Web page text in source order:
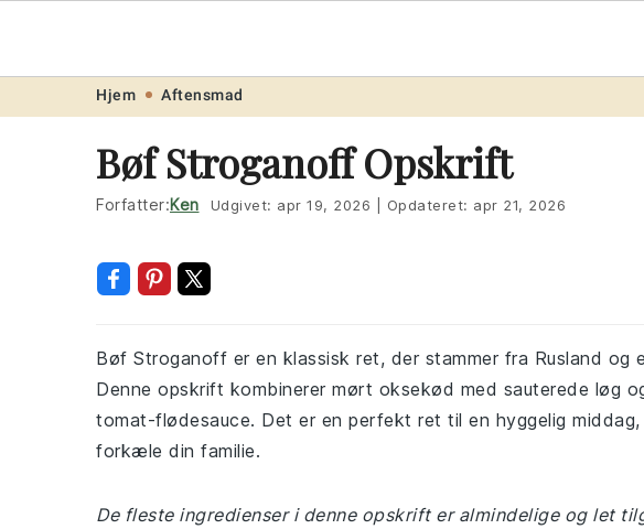
navigation
content
Opskrift.net
Hjem Aftensmad
Bøf Stroganoff Opskrift
Forfatter:Ken Udgivet: apr 19, 2026 Opdateret: apr 21, 2026
Bøf Stroganoff er en klassisk ret, der stammer fra Rusland og
Denne opskrift kombinerer mørt oksekød med sauterede løg
tomat-flødesauce. Det er en perfekt ret til en hyggelig
forkæle din familie.
De fleste ingredienser i denne opskrift er almindelige og let